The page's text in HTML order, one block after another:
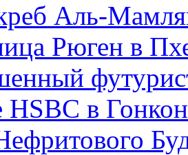
Аль-
Рюген в
HSBC в